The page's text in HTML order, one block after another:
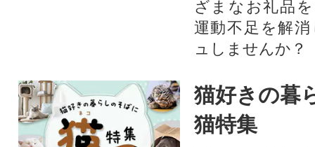
ざまなお礼品
運動不足を解
ュしませんか？
猫好きの暮
猫特集